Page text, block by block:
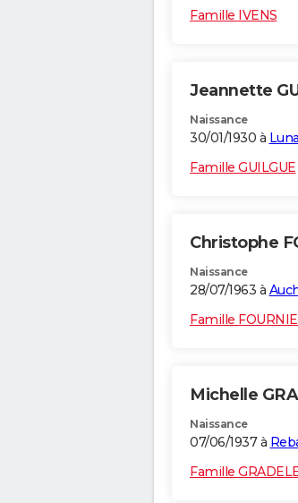
Famille IVENS
Jeannette
Naissance
30/01/1930 à
Famille GUILGUE
Christophe
Naissance
28/07/1963 à
Famille
Michelle
Naissance
07/06/1937 à
Famille